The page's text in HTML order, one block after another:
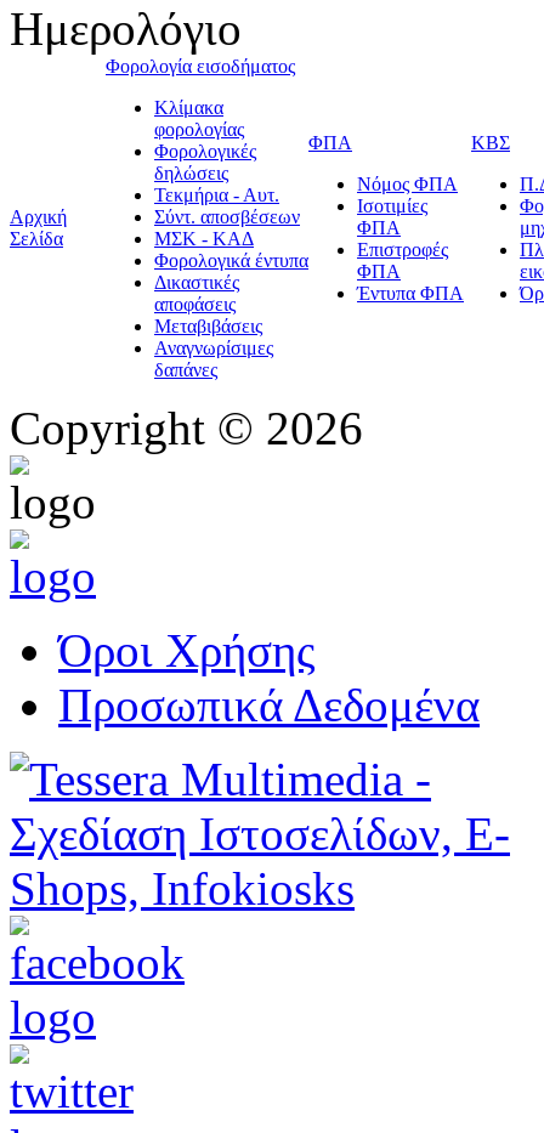
Ημερολόγιο
Αρχική
Σελίδα
Φορολογία εισοδήματος
Κλίμακα
φορολογίας
Φορολογικές
δηλώσεις
Τεκμήρια - Αυτ.
Σύντ. αποσβέσεων
ΜΣΚ - ΚΑΔ
Φορολογικά έντυπα
Δικαστικές
αποφάσεις
Μεταβιβάσεις
Αναγνωρίσιμες
δαπάνες
ΦΠΑ
Νόμος ΦΠΑ
Ισοτιμίες
ΦΠΑ
Επιστροφές
ΦΠΑ
Έντυπα ΦΠΑ
ΚΒΣ
Copyright © 2026
Όροι Χρήσης
Προσωπικά Δεδομένα